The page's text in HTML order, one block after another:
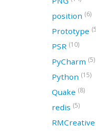
position (6)
Prototype
PSR (10)
PyCharm (5)
Python (15)
Quake (8)
redis (5)
RMCreative